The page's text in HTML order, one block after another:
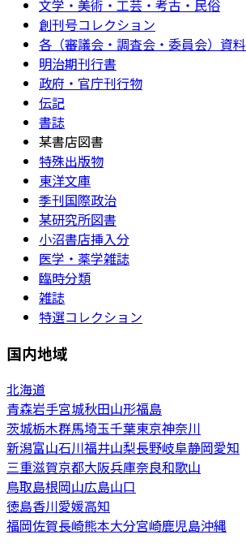
文学・美術・工芸・考古・民俗
創刊号コレクション
各（審議会・調査会・委員会）資料
明治期刊行書
政府・官庁刊行物
伝記
書誌
某書店図書
特殊出版物
東洋文庫
季刊国際政治
某研究所図書
小沼書店挿入分
医学・薬学雑誌
臨時分類
雑誌
特選コレクション
国内地域
北海道
青森岩手宮城秋田山形福島
茨城栃木群馬埼玉千葉東京神奈川
新潟富山石川福井山梨長野岐阜静岡愛知
三重滋賀京都大阪兵庫奈良和歌山
鳥取島根岡山広島山口
徳島香川愛媛高知
福岡佐賀長崎熊本大分宮崎鹿児島沖縄